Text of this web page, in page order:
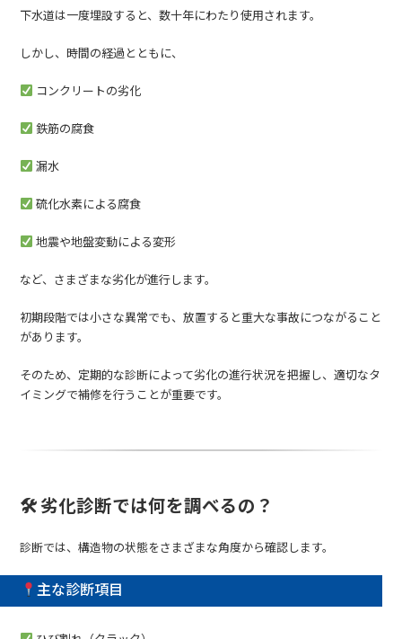
下水道は一度埋設すると、数十年にわたり使用されます。
しかし、時間の経過とともに、
コンクリートの劣化
鉄筋の腐食
漏水
硫化水素による腐食
地震や地盤変動による変形
など、さまざまな劣化が進行します。
初期段階では小さな異常でも、放置すると重大な事故につながること
があります。
そのため、定期的な診断によって劣化の進行状況を把握し、適切なタ
イミングで補修を行うことが重要です。
🛠 劣化診断では何を調べるの？
診断では、構造物の状態をさまざまな角度から確認します。
主な診断項目